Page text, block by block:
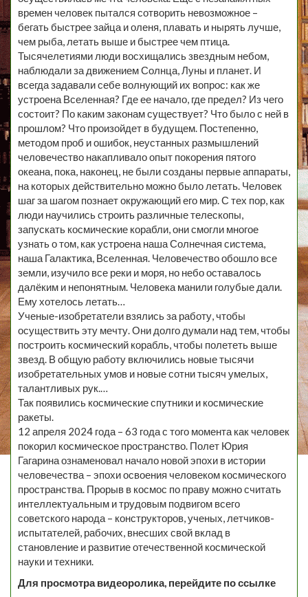
времен человек пытался сотворить невозможное –
бегать быстрее зайца и оленя, плавать и нырять лучше,
чем рыба, летать выше и быстрее чем птица.
Тысячелетиями люди восхищались звездным небом,
наблюдали за движением Солнца, Луны и планет. И
всегда задавали себе волнующий их вопрос: как же
устроена Вселенная? Где ее начало, где предел? Из чего
состоит? По каким законам существует? Что было с ней в
прошлом? Что произойдет в будущем. Постепенно,
методом проб и ошибок, неустанных размышлений
человечество накапливало опыт покорения пятого
океана, пока, наконец, не были созданы первые аппараты,
на которых действительно можно было летать. Человек
шаг за шагом познает окружающий его мир. С тех пор, как
люди научились строить различные телескопы,
запускать космические корабли, они смогли многое
узнать о том, как устроена наша Солнечная система,
наша Галактика, Вселенная. Человечество обошло все
земли, изучило все реки и моря, но небо оставалось
далёким и непонятным. Человека манили голубые дали.
Ему хотелось летать…
Ученые-изобретатели взялись за работу, чтобы
осуществить эту мечту. Они долго думали над тем, чтобы
построить космический корабль, чтобы полететь выше
звезд. В общую работу включились новые тысячи
изобретательных умов и новые сотни тысяч умелых,
талантливых рук.…
Так появились космические спутники и космические
ракеты.
12 апреля 2024 года – 63 года с того момента как человек
покорил космическое пространство. Полет Юрия
Гагарина ознаменовал начало новой эпохи в истории
человечества – эпохи освоения человеком космического
пространства. Прорыв в космос по праву можно считать
интеллектуальным и трудовым подвигом всего
советского народа – конструкторов, ученых, летчиков-
испытателей, рабочих, внесших свой вклад в
становление и развитие отечественной космической
науки и техники.
Для просмотра видеоролика, перейдите по ссылке